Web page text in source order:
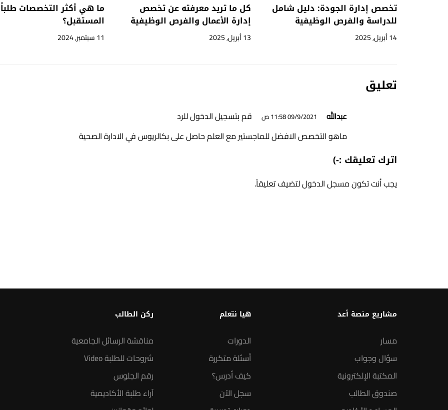
تخصص إدارة الجودة: دليل شامل
للدراسة والفرص الوظيفية
14 أبريل, 2025
كل ما تريد معرفته عن تخصص
إدارة الأعمال والفرص الوظيفية
13 أبريل, 2025
ما هي أكثر التخصصات
المستقبل؟
11 سبتمبر, 2024
تعليق
عبدالله 09/9/2021 11:58 ص
قم بتسجيل الدخول للرد
ماهو التخصص الافضل للماجستير مع العلم حاصل على بكالريوس في الادارة الصحية
اترك تعليقك :-)
يجب أنت تكونمسجل الدخوللتضيف تعليقاً.
مشاريع منصة أعد
مسار
سؤال وجواب
المكتبة الإلكترونية
صندوق الطالب
هيا نتعلم
الدورات
أسئلة متكررة
كيف أدرس؟
سجل الآن
ركن الطالب
مناقشة الرسائل الجامعية
شروحات للطلبة Video
رقم الجلوس
آراء طلبة الأكاديمية